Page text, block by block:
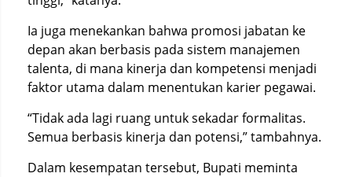
Ia juga menekankan bahwa promosi jabatan ke
depan akan berbasis pada sistem manajemen
talenta, di mana kinerja dan kompetensi menjadi
faktor utama dalam menentukan karier pegawai.
“Tidak ada lagi ruang untuk sekadar formalitas.
Semua berbasis kinerja dan potensi,” tambahnya.
Dalam kesempatan tersebut, Bupati meminta